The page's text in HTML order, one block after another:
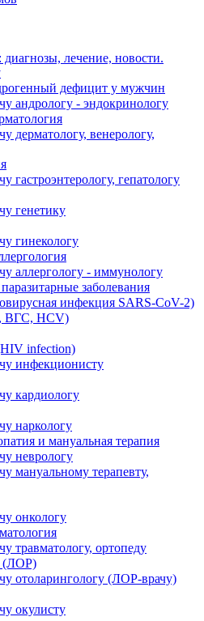
лечение, новости.
дефицит у мужчин
андрологу - эндокринологу
дерматологу, венерологу,
гастроэнтерологу, гепатологу
генетику
гинекологу
аллергологу - иммунологу
заболевания
инфекция SARS-CoV-2)
ВГС, HCV)
infection)
инфекционисту
кардиологу
наркологу
и мануальная терапия
неврологу
мануальному терапевту,
онкологу
травматологу, ортопеду
(ЛОР)
отоларингологу (ЛОР-врачу)
окулисту